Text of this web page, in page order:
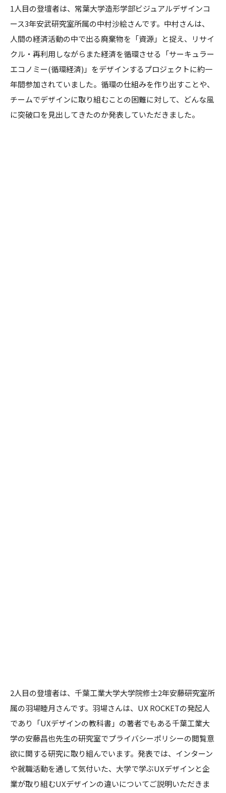
1人目の登壇者は、常葉大学造形学部ビジュアルデザインコ
ース3年安武研究室所属の中村沙絵さんです。中村さんは、
人間の経済活動の中で出る廃棄物を「資源」と捉え、リサイ
クル・再利用しながらまた経済を循環させる「サーキュラー
エコノミー(循環経済)」をデザインするプロジェクトに約一
年間参加されていました。循環の仕組みを作り出すことや、
チームでデザインに取り組むことの困難に対して、どんな風
に突破口を見出してきたのか発表していただきました。
2人目の登壇者は、千葉工業大学大学院修士2年安藤研究室所
属の羽場睦月さんです。羽場さんは、UX ROCKETの発起人
であり「UXデザインの教科書」の著者でもある千葉工業大
学の安藤昌也先生の研究室でプライバシーポリシーの閲覧意
欲に関する研究に取り組んでいます。発表では、インターン
や就職活動を通して気付いた、大学で学ぶUXデザインと企
業が取り組むUXデザインの違いについてご説明いただきま